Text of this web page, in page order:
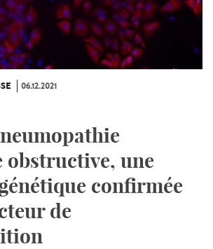
06.12.2021
obstructive, une
confirmée
de